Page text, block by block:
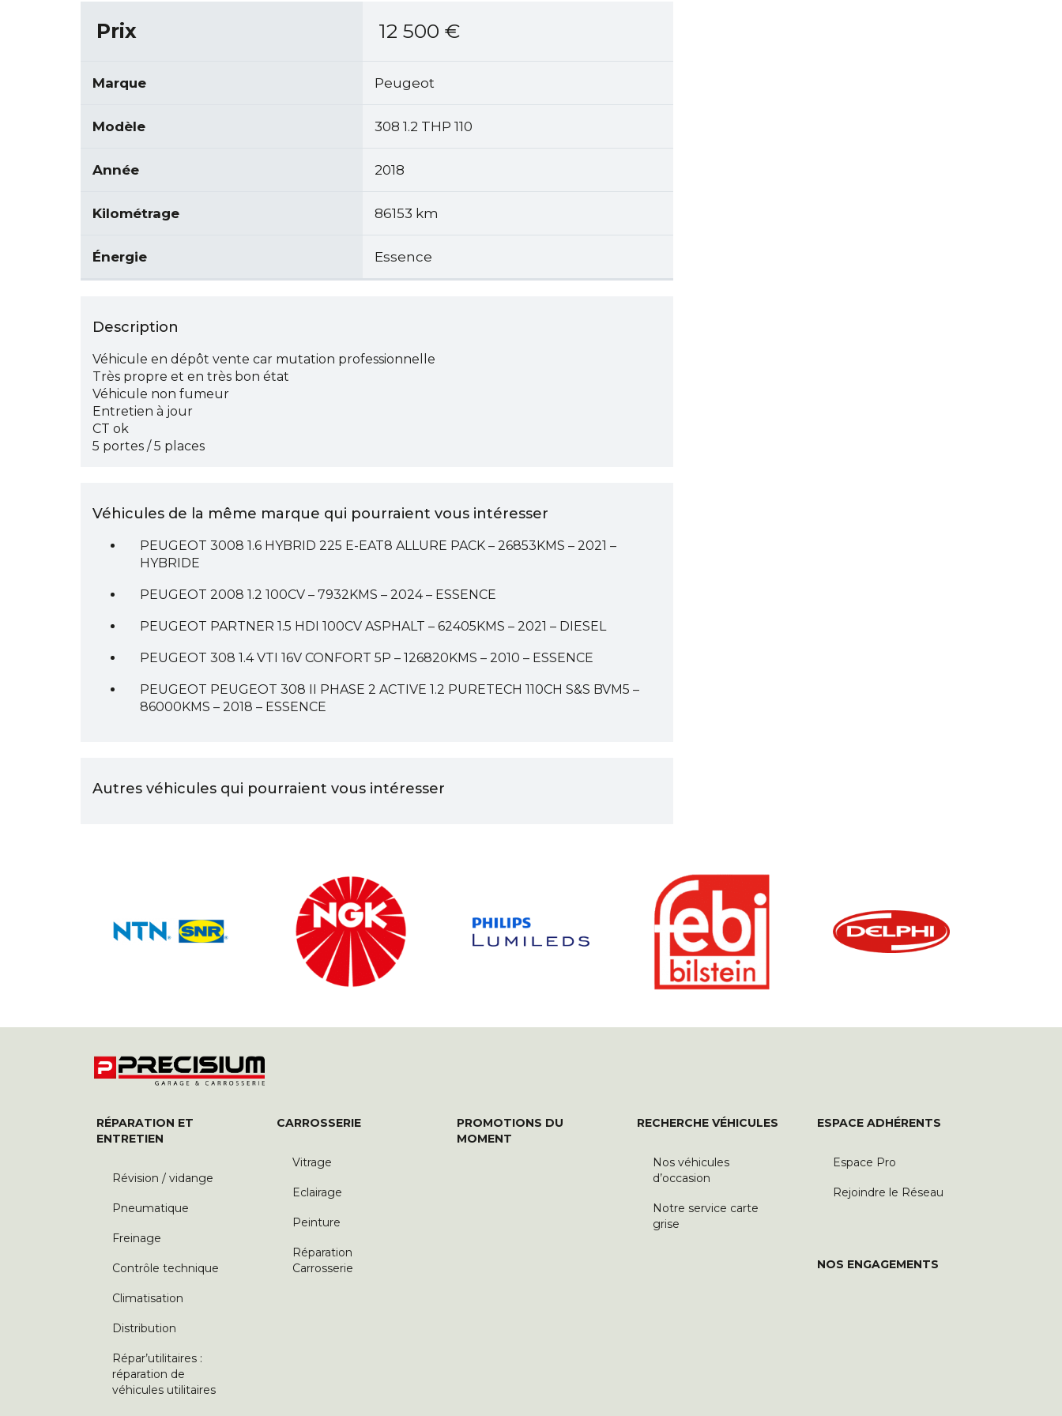
Prix 12 500 €
Marque Peugeot
Modèle 308 1.2 THP 110
Année 2018
Kilométrage 86153 km
Énergie Essence
Description
Véhicule en dépôt vente car mutation professionnelle
Très propre et en très bon état
Véhicule non fumeur
Entretien à jour
CT ok
5 portes / 5 places
Véhicules de la même marque qui pourraient vous intéresser
PEUGEOT 3008 1.6 HYBRID 225 E-EAT8 ALLURE PACK – 26853KMS – 2021 –
HYBRIDE
PEUGEOT 2008 1.2 100CV – 7932KMS – 2024 – ESSENCE
PEUGEOT PARTNER 1.5 HDI 100CV ASPHALT – 62405KMS – 2021 – DIESEL
PEUGEOT 308 1.4 VTI 16V CONFORT 5P – 126820KMS – 2010 – ESSENCE
PEUGEOT PEUGEOT 308 II PHASE 2 ACTIVE 1.2 PURETECH 110CH S&S BVM5 –
86000KMS – 2018 – ESSENCE
Autres véhicules qui pourraient vous intéresser
RÉPARATION ET
ENTRETIEN
Révision / vidange
Pneumatique
Freinage
Contrôle technique
Climatisation
Distribution
Répar’utilitaires :
réparation de
véhicules utilitaires
CARROSSERIE
Vitrage
Eclairage
Peinture
Réparation
Carrosserie
PROMOTIONS DU
MOMENT
RECHERCHE VÉHICULES
Nos véhicules
d’occasion
Notre service carte
grise
ESPACE ADHÉRENTS
Espace Pro
Rejoindre le Réseau
NOS ENGAGEMENTS